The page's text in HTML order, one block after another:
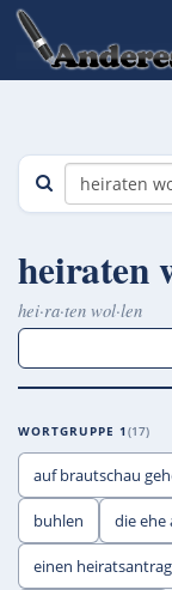
heiraten
hei·ra·ten wol·len
WORTGRUPPE 1 17
auf brautschau
buhlen die ehe
einen